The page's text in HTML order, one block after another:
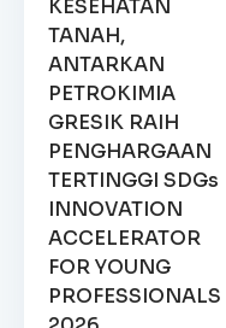
KESEHATAN
TANAH,
ANTARKAN
PETROKIMIA
GRESIK RAIH
PENGHARGAAN
TERTINGGI SDGs
INNOVATION
ACCELERATOR
FOR YOUNG
PROFESSIONALS